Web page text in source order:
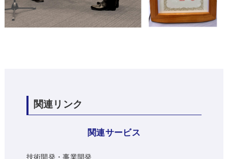
関連リンク
関連サービス
技術開発・事業開発